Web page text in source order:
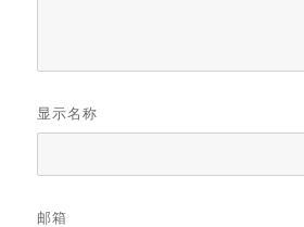
显示名称
邮箱